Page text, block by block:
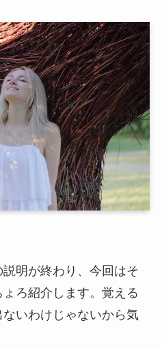
明が終わり、今回はそ
ろ紹介します。覚える
いわけじゃないから気